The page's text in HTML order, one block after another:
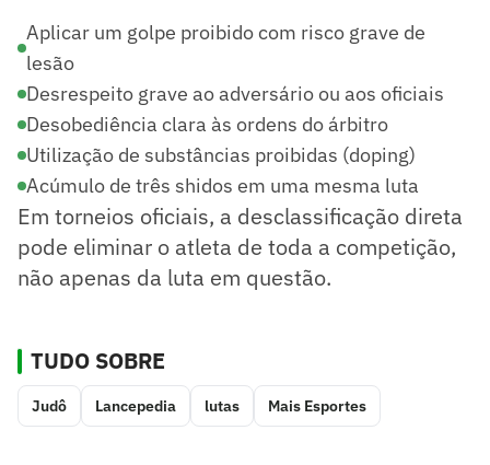
Aplicar um golpe proibido com risco grave de
lesão
Desrespeito grave ao adversário ou aos oficiais
Desobediência clara às ordens do árbitro
Utilização de substâncias proibidas (doping)
Acúmulo de três shidos em uma mesma luta
Em torneios oficiais, a desclassificação direta
pode eliminar o atleta de toda a competição,
não apenas da luta em questão.
TUDO SOBRE
Judô Lancepedia lutas Mais Esportes